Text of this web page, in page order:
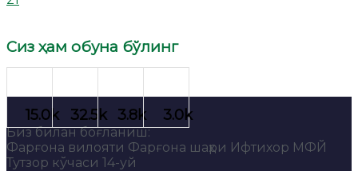
Сиз ҳам обуна бўлинг
Биз билан боғланиш:
Фарғона вилояти Фарғона шаҳри Ифтихор МФЙ
Тутзор кўчаси 14-уй